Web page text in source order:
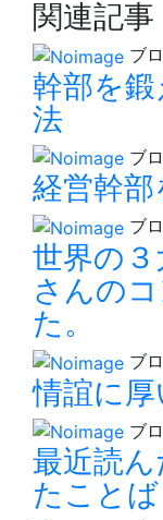
関連記事
ブ
幹部を
法
ブ
経営幹
ブ
世界の
さんの
た。
ブ
情誼に
ブ
最近読
たことば